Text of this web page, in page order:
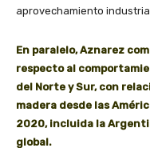
aprovechamiento
En paralelo, Aznarez
respecto al
del Norte y Sur, con
madera desde las
2020, incluida la
global.